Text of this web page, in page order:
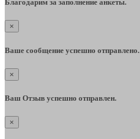
Благодарим за заполнение анкеты.
×
Ваше сообщение успешно отправлено.
×
Ваш Отзыв успешно отправлен.
×